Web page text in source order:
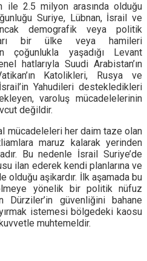
ile 2.5 milyon arasında olduğu
Suriye, Lübnan, İsrail ve
demografik veya politik
bir ülke veya hamileri
çoğunlukla yaşadığı Levant
hatlarıyla Suudi Arabistan’ın
Katolikleri, Rusya ve
Yahudileri destekledikleri
varoluş mücadelelerinin
değildir.
mücadeleleri her daim taze olan
maruz kalarak yerinden
Bu nedenle İsrail Suriye’de
ilan ederek kendi planlarına ve
olduğu aşikardır. İlk aşamada bu
yönelik bir politik nüfuz
Dürziler’in güvenliğini bahane
istemesi bölgedeki kaosu
muhtemeldir.